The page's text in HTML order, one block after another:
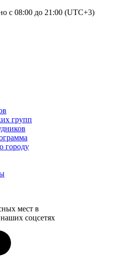
с 08:00 до 21:00 (UTC+3)
групп
городу
мест в
соцсетях